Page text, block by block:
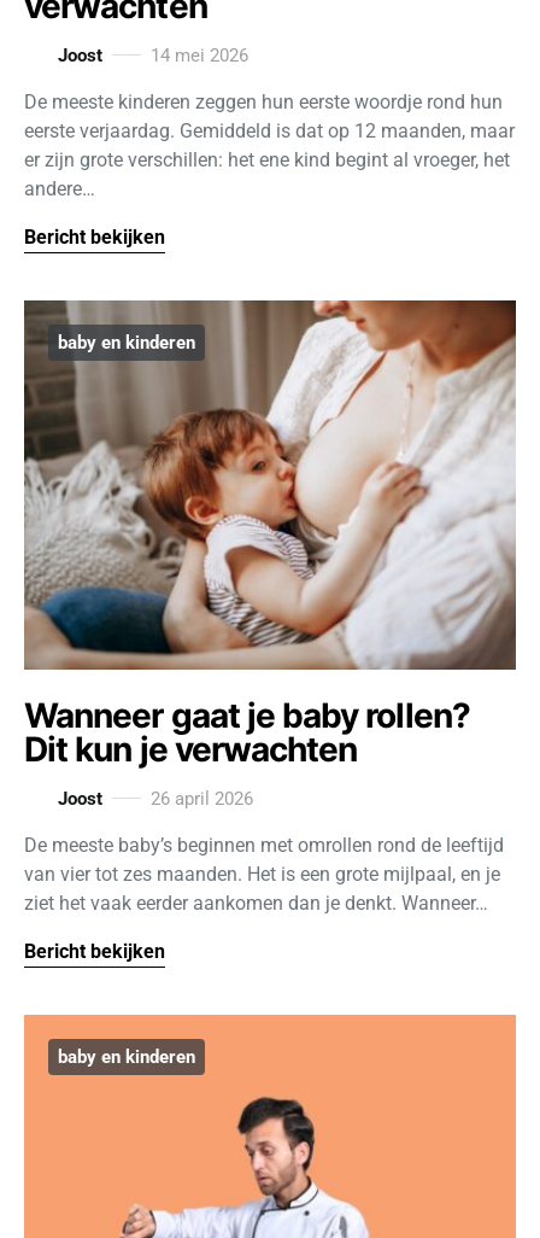
Joost 14 mei 2026
De meeste kinderen zeggen hun eerste woordje rond hun
eerste verjaardag. Gemiddeld is dat op 12 maanden, maar
er zijn grote verschillen: het ene kind begint al vroeger, het
andere…
Bericht bekijken
baby en kinderen
Wanneer gaat je baby rollen?
Dit kun je verwachten
Joost 26 april 2026
De meeste baby’s beginnen met omrollen rond de leeftijd
van vier tot zes maanden. Het is een grote mijlpaal, en je
ziet het vaak eerder aankomen dan je denkt. Wanneer…
Bericht bekijken
baby en kinderen